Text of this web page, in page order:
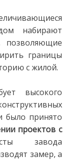
набирают
позволяющие
границы
с жилой.
высокого
было принято
проектов с
завода
замер, а